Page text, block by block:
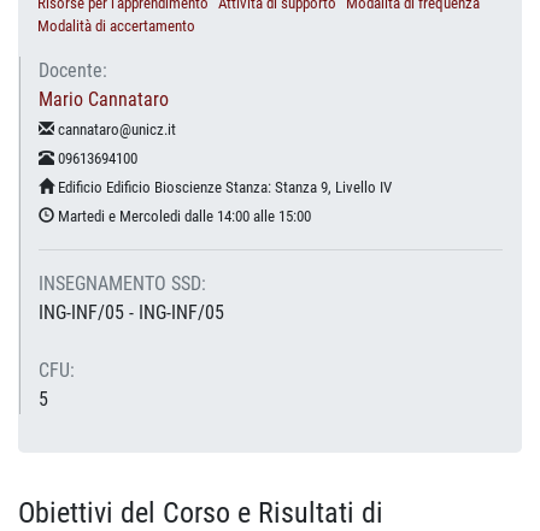
Modalità di accertamento
Docente:
Mario Cannataro
cannataro@unicz.it
09613694100
Edificio Edificio Bioscienze Stanza: Stanza 9, Livello IV
Martedi e Mercoledi dalle 14:00 alle 15:00
INSEGNAMENTO SSD:
ING-INF/05 - ING-INF/05
CFU:
5
Obiettivi del Corso e Risultati di